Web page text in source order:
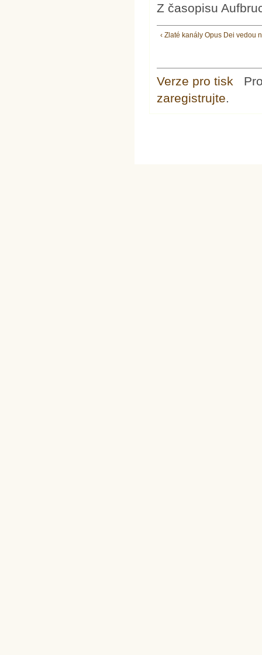
Z časopisu
‹ Zlaté kanály Opus Dei vedou
Verze pro tisk
zaregistrujte.